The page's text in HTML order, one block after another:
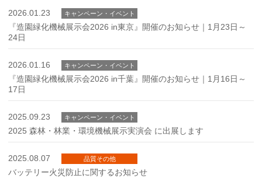
2026.01.23 キャンペーン・イベント
『造園緑化機械展示会2026 in東京』開催のお知らせ｜1月23日～
24日
2026.01.16 キャンペーン・イベント
『造園緑化機械展示会2026 in千葉』開催のお知らせ｜1月16日～
17日
2025.09.23 キャンペーン・イベント
2025 森林・林業・環境機械展示実演会 に出展します
2025.08.07 品質その他
バッテリー火災防止に関するお知らせ